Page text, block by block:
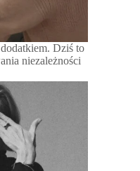
Dziś to
niezależności